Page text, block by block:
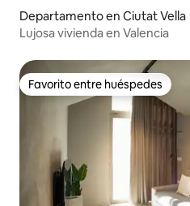
Departamento en Ciutat Vella
Lujosa vivienda en Valencia
Favorito entre huéspedes
Favorito entre huéspedes